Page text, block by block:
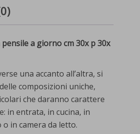
a giorno cm 30x p 30x
una accanto all’altra, si
composizioni uniche,
che daranno carattere
in entrata, in cucina, in
in camera da letto.